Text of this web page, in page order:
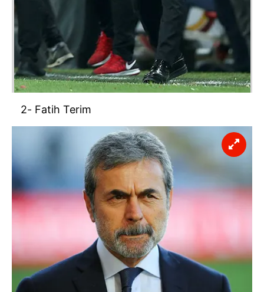
2- Fatih Terim